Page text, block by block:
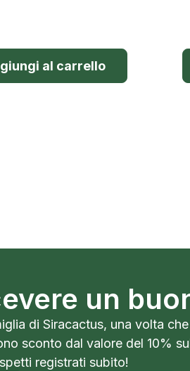
al carrello
un
di Siracactus, una volta
sconto dal valore del 10%
registrati subito!